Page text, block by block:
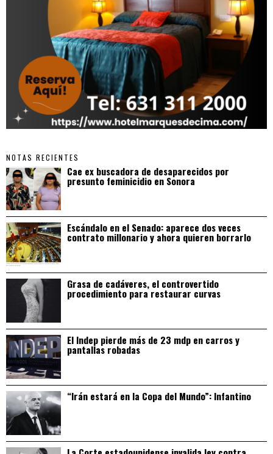
NOTAS RECIENTES
Cae ex buscadora de desaparecidos por
presunto feminicidio en Sonora
Escándalo en el Senado: aparece dos veces
contrato millonario y ahora quieren borrarlo
Grasa de cadáveres, el controvertido
procedimiento para restaurar curvas
El Indep pierde más de 23 mdp en carros y
pantallas robadas
“Irán estará en la Copa del Mundo”: Infantino